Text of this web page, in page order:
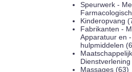
Speurwerk -
Kinderopvang
Fabrikanten -
Apparatuur en -
hulpmiddelen
Dienstverlening
Massages (63)